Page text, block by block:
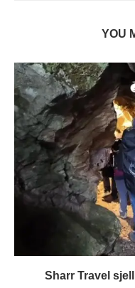
YOU
Sharr Travel